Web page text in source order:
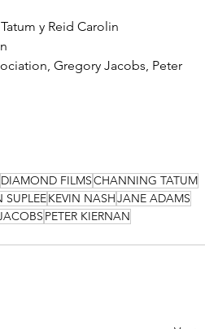
y Reid Carolin
Gregory Jacobs, Peter
DIAMOND FILMSCHANNING TATUM
SUPLEEKEVIN NASHJANE ADAMS
PETER KIERNAN